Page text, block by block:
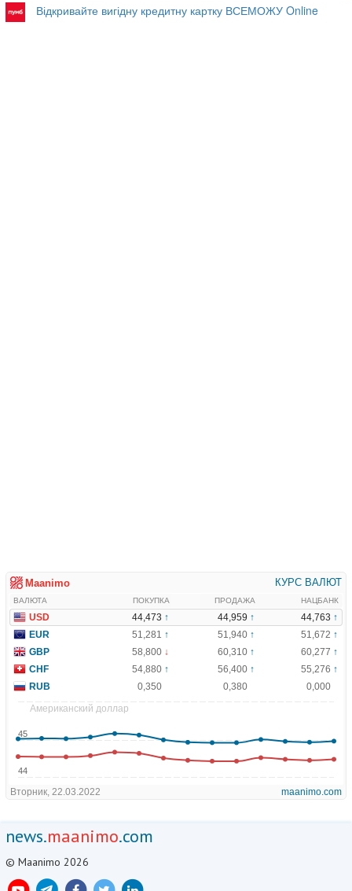
Відкривайте вигідну кредитну картку ВСЕМОЖУ Online
news.maanimo.com
© Maanimo 2026